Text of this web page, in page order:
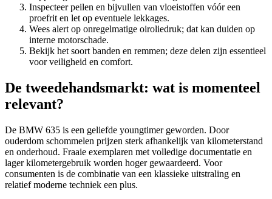
Inspecteer peilen en bijvullen van vloeistoffen vóór een
proefrit en let op eventuele lekkages.
Wees alert op onregelmatige oiroliedruk; dat kan duiden op
interne motorschade.
Bekijk het soort banden en remmen; deze delen zijn essentieel
voor veiligheid en comfort.
De tweedehandsmarkt: wat is momenteel
relevant?
De BMW 635 is een geliefde youngtimer geworden. Door
ouderdom schommelen prijzen sterk afhankelijk van kilometerstand
en onderhoud. Fraaie exemplaren met volledige documentatie en
lager kilometergebruik worden hoger gewaardeerd. Voor
consumenten is de combinatie van een klassieke uitstraling en
relatief moderne techniek een plus.